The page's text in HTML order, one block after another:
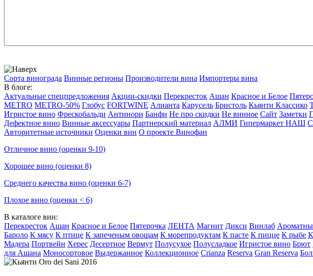
Сорта винограда Винные регионы Производители вина Импортеры вина
В блоге:
Актуальные спецпредложения Акции-скидки Перекресток Ашан Красное и Белое
METRO METRO-50% Глобус FORTWINE Алианта Карусель Бристоль Кьянти Классико
Игристое вино Фрескобальди Антинори Банфи Не про скидки Не винное Сайт Заметки
Дефектное вино Винные аксессуары Партнерский материал АЛМИ Гипермаркет НАШ
Авторитетные источники Оценки вин О проекте Винофан
Отличное вино (оценки 9-10)
Хорошее вино (оценки 8)
Среднего качества вино (оценки 6-7)
Плохое вино (оценки < 6)
В каталоге вин:
Перекресток Ашан Красное и Белое Пятерочка ЛЕНТА Магнит Дикси Винлаб
Бароло К мясу К птице К запеченым овощам К морепродуктам К пасте К пицце К рыбе
Мадера Портвейн Херес Десертное Вермут Полусухое Полусладкое Игристое вино Брют
для Ашана Моносортовое Выдержанное Коллекционное Crianza Reserva Gran Reserva